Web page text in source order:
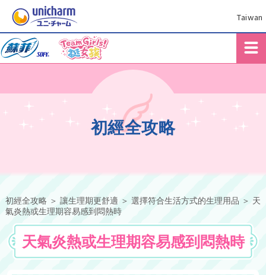
Taiwan
初經全攻略
初經全攻略 ＞ 讓生理期更舒適 ＞ 選擇符合生活方式的生理用品 ＞ 天
氣炎熱或生理期容易感到悶熱時
天氣炎熱或生理期容易感到悶熱時